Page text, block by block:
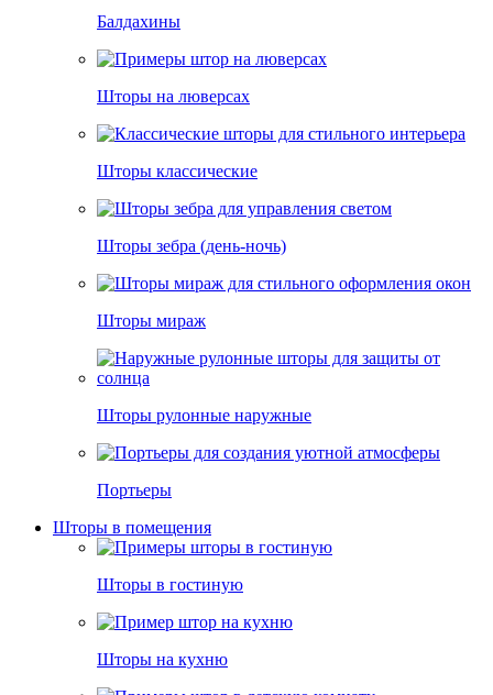
Балдахины
Шторы на люверсах
Шторы классические
Шторы зебра (день-ночь)
Шторы мираж
Шторы рулонные наружные
Портьеры
Шторы в помещения
Шторы в гостиную
Шторы на кухню